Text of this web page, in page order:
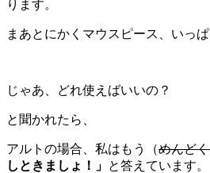
ります。
まあとにかくマウスピース、いっ
じゃあ、どれ使えばいいの？
と聞かれたら、
アルトの場合、私はもう（めんど
しときましょ！」 と答えています。